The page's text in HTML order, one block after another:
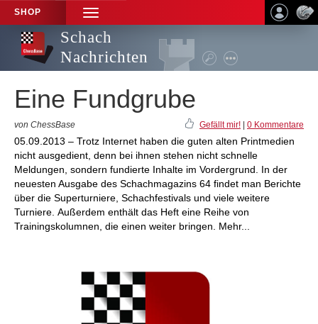
SHOP
TOGGLE
NAVIGATION
Schach
Nachrichten
Eine Fundgrube
von ChessBase Gefällt mir! 0 Kommentare
05.09.2013 – Trotz Internet haben die guten alten Printmedien
nicht ausgedient, denn bei ihnen stehen nicht schnelle
Meldungen, sondern fundierte Inhalte im Vordergrund. In der
neuesten Ausgabe des Schachmagazins 64 findet man Berichte
über die Superturniere, Schachfestivals und viele weitere
Turniere. Außerdem enthält das Heft eine Reihe von
Trainingskolumnen, die einen weiter bringen. Mehr...